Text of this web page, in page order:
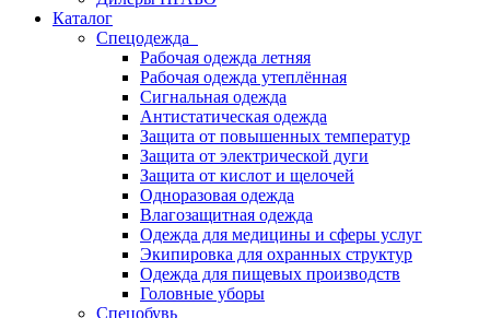
Каталог
Спецодежда
Рабочая одежда летняя
Рабочая одежда утеплённая
Сигнальная одежда
Антистатическая одежда
Защита от повышенных температур
Защита от электрической дуги
Защита от кислот и щелочей
Одноразовая одежда
Влагозащитная одежда
Одежда для медицины и сферы услуг
Экипировка для охранных структур
Одежда для пищевых производств
Головные уборы
Спецобувь